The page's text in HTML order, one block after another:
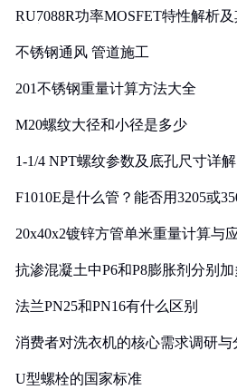
RU7088R功率MOSFET特性解析
不锈钢通风 管道施工
201不锈钢重量计算方法大全
M20螺纹大径和小径是多少
1-1/4 NPT螺纹参数及底孔尺寸详解
F1010E是什么管？能否用3205或
20x40x2镀锌方管单米重量计算与
抗渗混凝土中P6和P8膨胀剂分别
法兰PN25和PN16有什么区别
消费者对洗衣机的核心需求调研与
U型螺栓的国家标准